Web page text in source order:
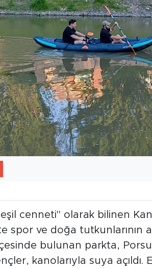
cenneti" olarak bilinen
spor ve doğa tutkunlarının
bulunan parkta,
kanolarıyla suya açıldı.